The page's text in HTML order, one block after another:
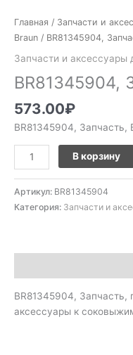
Главная / Запчасти и
Braun / BR81345904,
Запчасти и
BR81345904,
573.00₽
BR81345904, Запчасть,
В корзину
Артикул: BR81345904
Категория: Запчасти и
BR81345904, Запчасть,
аксессуары к